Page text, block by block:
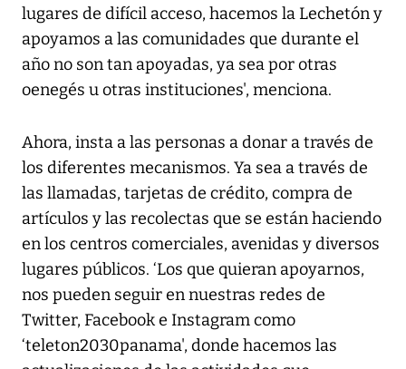
lugares de difícil acceso, hacemos la Lechetón y
apoyamos a las comunidades que durante el
año no son tan apoyadas, ya sea por otras
oenegés u otras instituciones', menciona.
Ahora, insta a las personas a donar a través de
los diferentes mecanismos. Ya sea a través de
las llamadas, tarjetas de crédito, compra de
artículos y las recolectas que se están haciendo
en los centros comerciales, avenidas y diversos
lugares públicos. ‘Los que quieran apoyarnos,
nos pueden seguir en nuestras redes de
Twitter, Facebook e Instagram como
‘teleton2030panama', donde hacemos las